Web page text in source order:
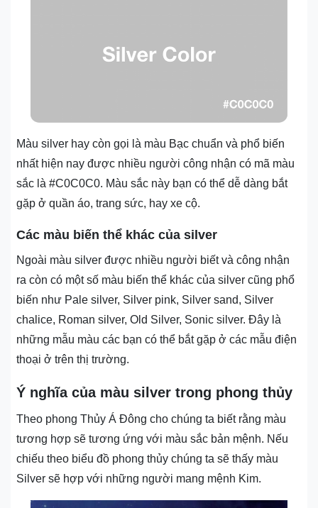
Màu silver hay còn gọi là màu Bạc chuẩn và phổ biến
nhất hiện nay được nhiều người công nhận có mã màu
sắc là #C0C0C0. Màu sắc này bạn có thể dễ dàng bắt
gặp ở quần áo, trang sức, hay xe cộ.
Các màu biến thể khác của silver
Ngoài màu silver được nhiều người biết và công nhận
ra còn có một số màu biến thể khác của silver cũng phổ
biến như Pale silver, Silver pink, Silver sand, Silver
chalice, Roman silver, Old Silver, Sonic silver. Đây là
những mẫu màu các bạn có thể bắt gặp ở các mẫu điện
thoại ở trên thị trường.
Ý nghĩa của màu silver trong phong thủy
Theo phong Thủy Á Đông cho chúng ta biết rằng màu
tương hợp sẽ tương ứng với màu sắc bản mệnh. Nếu
chiếu theo biểu đồ phong thủy chúng ta sẽ thấy màu
Silver sẽ hợp với những người mang mệnh Kim.